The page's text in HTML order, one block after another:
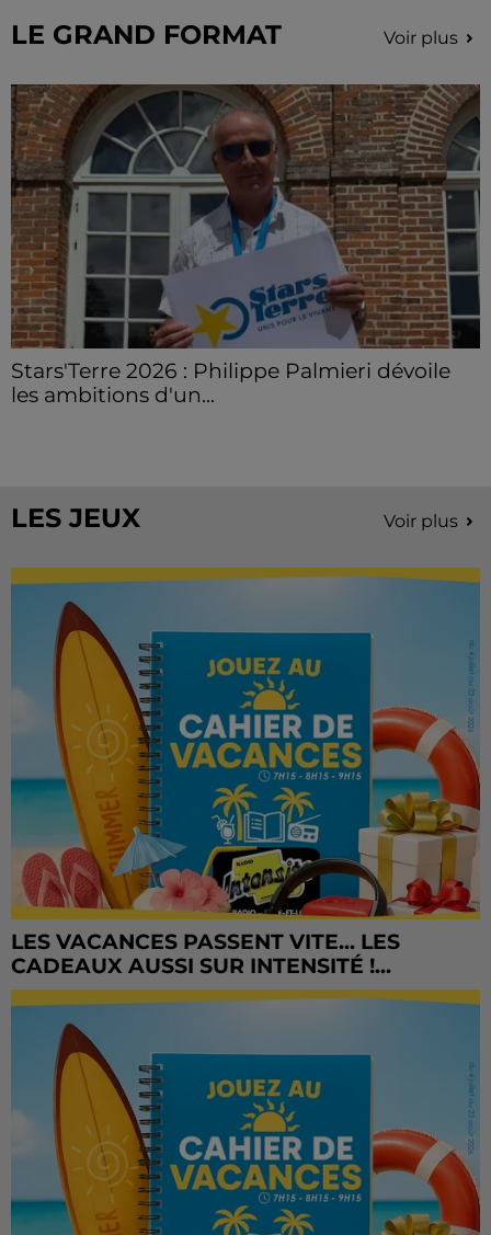
Grâce...
LE GRAND FORMAT Voir plus
Stars'Terre 2026 : Philippe Palmieri dévoile
les ambitions d'un...
LES JEUX Voir plus
LES VACANCES PASSENT VITE... LES
CADEAUX AUSSI SUR INTENSITÉ !...